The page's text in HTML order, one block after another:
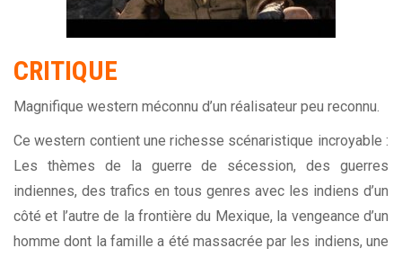
CRITIQUE
Magnifique western méconnu d’un réalisateur peu reconnu.
Ce western contient une richesse scénaristique incroyable :
Les thèmes de la guerre de sécession, des guerres
indiennes, des trafics en tous genres avec les indiens d’un
côté et l’autre de la frontière du Mexique, la vengeance d’un
homme dont la famille a été massacrée par les indiens, une